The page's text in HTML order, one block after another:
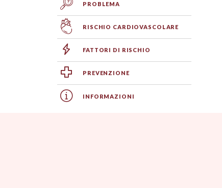
PROBLEMA
RISCHIO CARDIOVASCOLARE
FATTORI DI RISCHIO
PREVENZIONE
INFORMAZIONI